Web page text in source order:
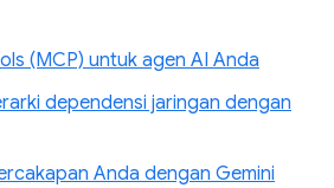
(MCP) untuk agen AI Anda
dependensi jaringan dengan
Anda dengan Gemini